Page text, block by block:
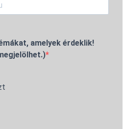
amelyek érdeklik!